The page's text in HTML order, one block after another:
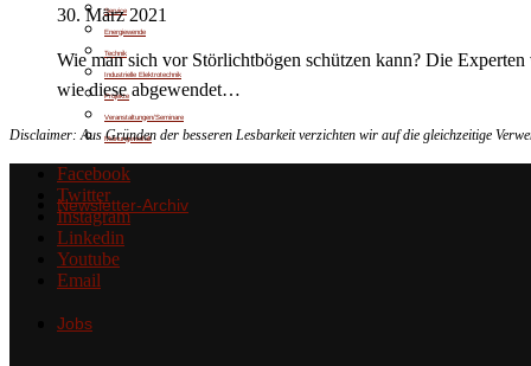
Service
Energiewende
Technik
Industrielle Elektrotechnik
Projekte
Veranstaltungen/Seminare
Meinungsvielfalt
Newsletter-Archiv
Jobs
30. März 2021
Wie man sich vor Störlichtbögen schützen kann? Die
wie diese abgewendet…
Disclaimer: Aus Gründen der besseren Lesbarkeit verzichten wir auf die gleichzeitige
Facebook
Twitter
Instagram
Linkedin
Youtube
Email